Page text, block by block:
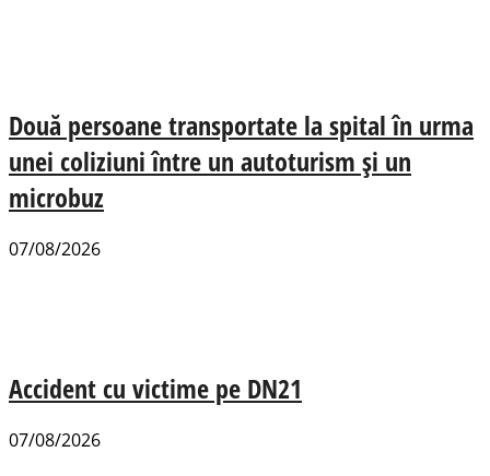
Două persoane transportate la spital în urma
unei coliziuni între un autoturism și un
microbuz
07/08/2026
Accident cu victime pe DN21
07/08/2026